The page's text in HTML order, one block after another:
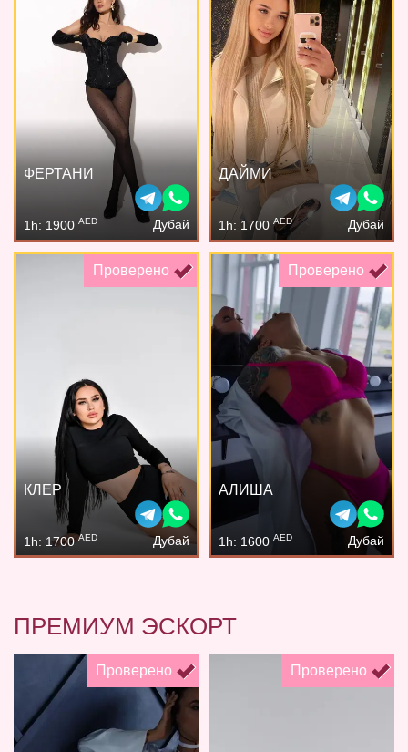
ФЕРТАНИ
1h: 1900 AED Дубай
ДАЙМИ
1h: 1700 AED Дубай
Проверено
КЛЕР
1h: 1700AED Дубай
Проверено
АЛИША
1h: 1600 AED Дубай
ПРЕМИУМ ЭСКОРТ
Проверено Проверено